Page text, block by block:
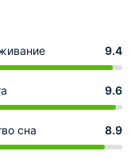
9.4
9.6
сна 8.9